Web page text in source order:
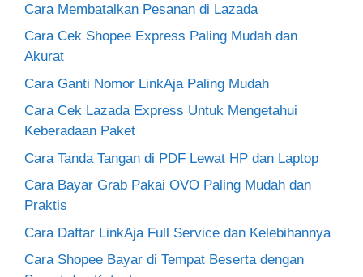
Cara Membatalkan Pesanan di Lazada
Cara Cek Shopee Express Paling Mudah dan
Akurat
Cara Ganti Nomor LinkAja Paling Mudah
Cara Cek Lazada Express Untuk Mengetahui
Keberadaan Paket
Cara Tanda Tangan di PDF Lewat HP dan Laptop
Cara Bayar Grab Pakai OVO Paling Mudah dan
Praktis
Cara Daftar LinkAja Full Service dan Kelebihannya
Cara Shopee Bayar di Tempat Beserta dengan